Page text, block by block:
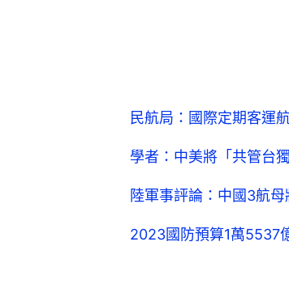
民航局：國際定期客運
學者：中美將「共管台
陸軍事評論：中國3航
2023國防預算1萬5537